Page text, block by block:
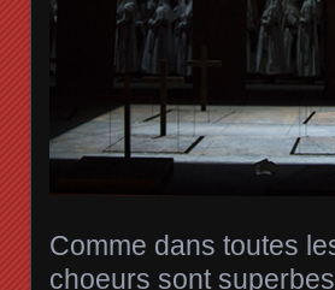
Comme dans toutes
choeurs sont